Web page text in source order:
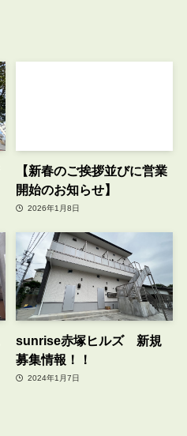
【新春のご挨拶並びに営業
開始のお知らせ】
2026年1月8日
sunrise赤塚ヒルズ 新規
募集情報！！
2024年1月7日